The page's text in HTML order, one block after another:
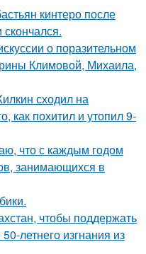
кинтеро после
о поразительном
Климовой, Михаила,
сходил на
как похитил и утопил 9-
что с каждым годом
занимающихся в
чтобы поддержать
летнего изгнания из